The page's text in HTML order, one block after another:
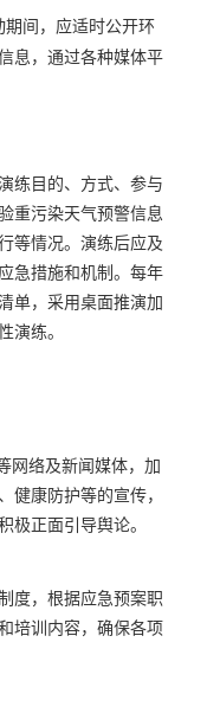
间，应适时公开环
息，通过各种媒体平
练目的、方式、参与
重污染天气预警信息
等情况。演练后应及
急措施和机制。每年
单，采用桌面推演加
演练。
网络及新闻媒体，加
健康防护等的宣传，
极正面引导舆论。
度，根据应急预案职
培训内容，确保各项